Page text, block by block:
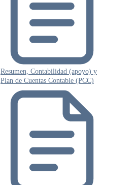
Resumen, Contabilidad (apoyo) y
Plan de Cuentas Contable (PCC)